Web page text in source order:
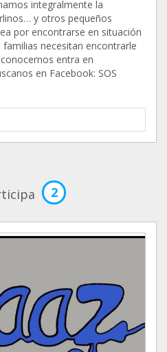
integralmente la
y otros pequeños
por encontrarse en situación
necesitan encontrarle
entra en
en Facebook: SOS
2